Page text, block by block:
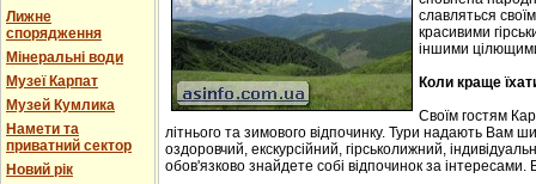
Лижне
спорядження
Мінеральні води
Музеї Карпат
Музей Кумлика
Намети та
приватний сектор
Новий рік
славляться
красивими
іншими
Коли краще
Своїм гостям
літнього та зимового відпочинку. Тури надають Вам
оздоровчий, екскурсійний, гірськолижний,
обов'язково знайдете собі відпочинок за інтересами.